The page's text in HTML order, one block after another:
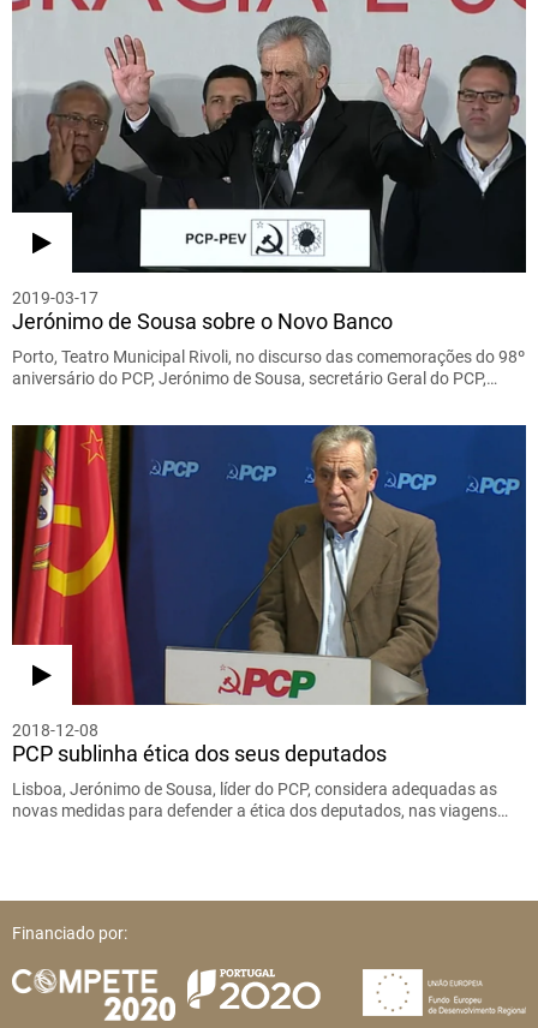
2019-03-17
Jerónimo de Sousa sobre o Novo Banco
Porto, Teatro Municipal Rivoli, no discurso das comemorações do 98º
aniversário do PCP, Jerónimo de Sousa, secretário Geral do PCP,…
2018-12-08
PCP sublinha ética dos seus deputados
Lisboa, Jerónimo de Sousa, líder do PCP, considera adequadas as
novas medidas para defender a ética dos deputados, nas viagens…
Financiado por: